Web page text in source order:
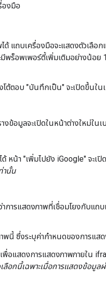
องมือ
ด้ แถบเครื่องมือจะแสดงตัวเลือ
พร็อพเพอร์ตี้เพิ่มเติมอย่างน้อย
ตอบ "บันทึกเป็น" จะเปิดขึ้นในเ
ข้อมูลจะเปิดในหน้าต่างใหม่ในเบ
หน้า "เพิ่มไปยัง iGoogle" จะเปิ
านั้น
การแสดงภาพที่เชื่อมโยงกับแถ
พนี้ ซึ่งระบุค่ากำหนดของการแส
อแสดงการแสดงภาพภายใน
ลือกนี้เฉพาะเมื่อการแสดงข้อมูล